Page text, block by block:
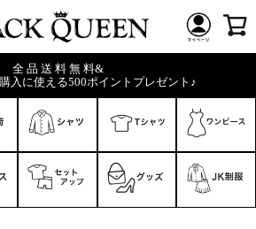
全 品 送 料 無 料&
入に使える500ポイントプレゼント♪
ド